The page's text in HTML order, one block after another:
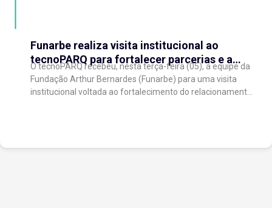
Funarbe realiza visita institucional ao
tecnoPARQ para fortalecer parcerias e a
gestão da inovação
O tecnoPARQ recebeu, nesta terça-feira (05), a equipe da
Fundação Arthur Bernardes (Funarbe) para uma visita
institucional voltada ao fortalecimento do relacionamento